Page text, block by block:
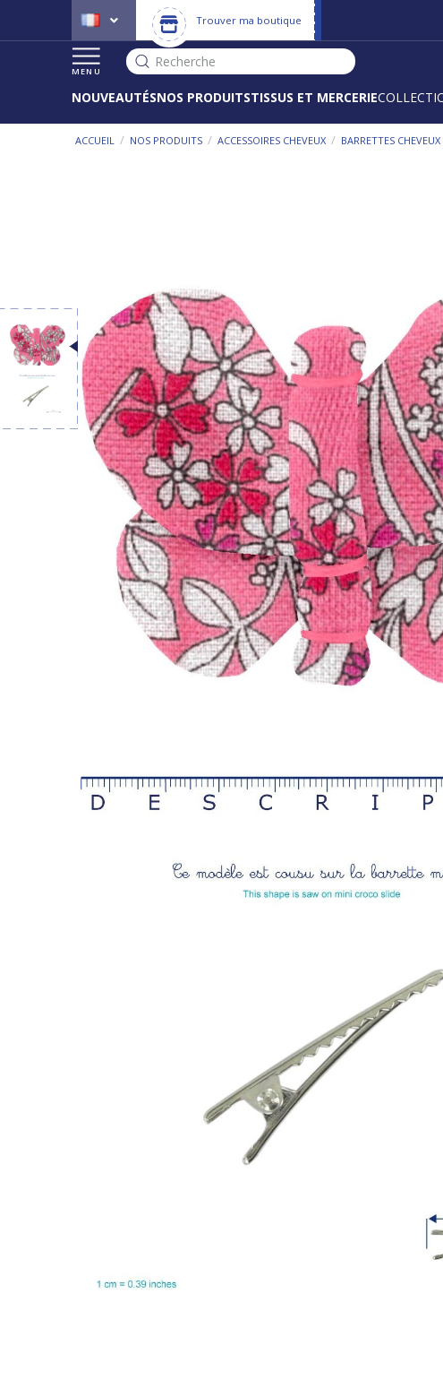
Trouver ma boutique
MENU
Recherche
NOUVEAUTÉSNOS PRODUITSTISSUS ET MERCERIE
ACCUEIL / NOS PRODUITS / ACCESSOIRES CHEVEUX / BARRETTES CHEVEUX
LIVRAISON OFFERTE EN BOUTIQUE